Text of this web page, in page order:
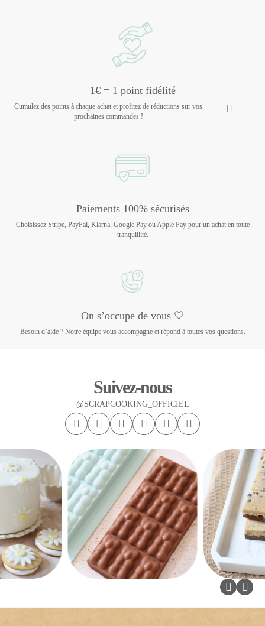
1€ = 1 point fidélité
Cumulez des points à chaque achat et profitez de réductions sur vos
prochaines commandes !
Paiements 100% sécurisés
Choisissez Stripe, PayPal, Klarna, Google Pay ou Apple Pay pour un achat en toute
tranquillité.
On s’occupe de vous 🤍
Besoin d’aide ? Notre équipe vous accompagne et répond à toutes vos questions.
Suivez-nous
@SCRAPCOOKING_OFFICIEL